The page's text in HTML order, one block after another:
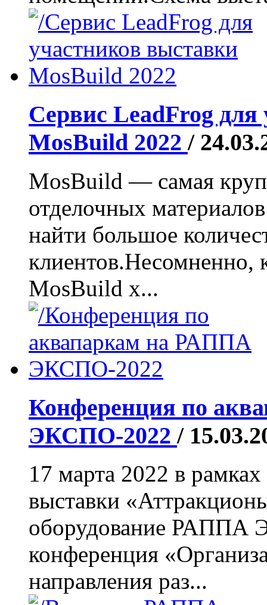
Сервис LeadFrog
MosBuild 2022/
MosBuild — самая
отделочных
найти большое
клиентов.Несомненно,
MosBuild х...
Конференция по
ЭКСПО-2022 /
17 марта 2022 в
выставки
оборудование РАППА
конференция
направления раз...